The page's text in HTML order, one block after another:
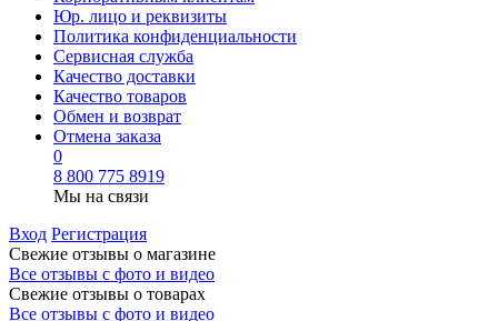
Юр. лицо и реквизиты
Политика конфиденциальности
Сервисная служба
Качество доставки
Качество товаров
Обмен и возврат
Отмена заказа
0
8 800 775 8919
Мы на связи
Вход Регистрация
Свежие отзывы о магазине
Все отзывы с фото и видео
Свежие отзывы о товарах
Все отзывы c фото и видео